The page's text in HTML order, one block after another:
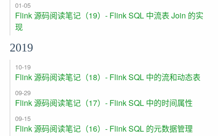
01-05
Flink 源码阅读笔记（19）- Flink SQL 中流表 Join 的实
现
2019
10-19
Flink 源码阅读笔记（18）- Flink SQL 中的流和动态表
09-29
Flink 源码阅读笔记（17）- Flink SQL 中的时间属性
09-15
Flink 源码阅读笔记（16）- Flink SQL 的元数据管理